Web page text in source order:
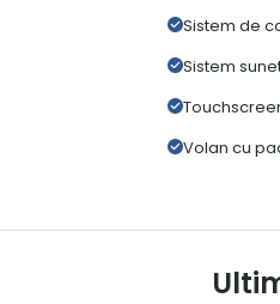
Sistem de
Sistem
Volan cu